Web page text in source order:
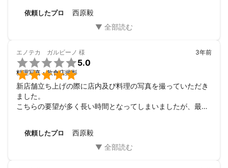
依頼したプロ 西原毅
エノテカ ガルビーノ 様


5.0
料理写真・飲食店撮影
3年前
新店舗立ち上げの際に店内及び料理の写真を撮っていただき
ました。
こちらの要望が多く長い時間となってしまいましたが、最後
変更の際にはまたお願いしたいと思っています。
依頼したプロ 西原毅